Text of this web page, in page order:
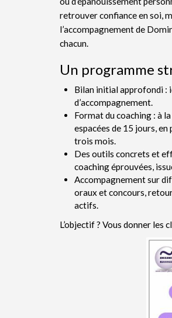
retrouver confiance en soi,
l’accompagnement de
chacun.
Un programme
Bilan initial approfondi :
d’accompagnement.
Format du coaching : à
espacées de 15 jours,
trois mois.
Des outils concrets et
coaching éprouvées,
Accompagnement sur
oraux et concours,
actifs.
L’objectif ? Vous donner les